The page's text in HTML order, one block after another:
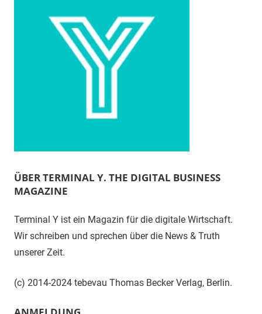
ÜBER TERMINAL Y. THE DIGITAL BUSINESS
MAGAZINE
Terminal Y ist ein Magazin für die digitale Wirtschaft.
Wir schreiben und sprechen über die News & Truth
unserer Zeit.
(c) 2014-2024 tebevau Thomas Becker Verlag, Berlin.